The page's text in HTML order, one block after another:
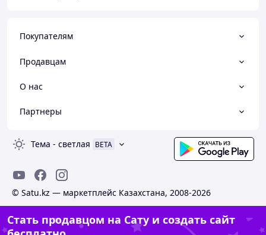
Покупателям
Продавцам
О нас
Партнеры
Тема - светлая BETA
© Satu.kz — маркетплейс Казахстана, 2008-2026
Стать продавцом на Сату и создать сайт